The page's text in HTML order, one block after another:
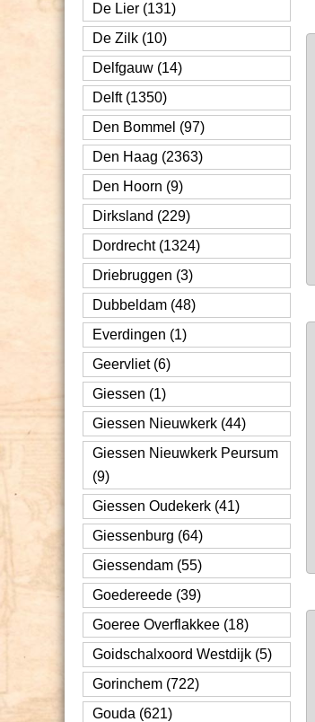
De Lier (131)
De Zilk (10)
Delfgauw (14)
Delft (1350)
Den Bommel (97)
Den Haag (2363)
Den Hoorn (9)
Dirksland (229)
Dordrecht (1324)
Driebruggen (3)
Dubbeldam (48)
Everdingen (1)
Geervliet (6)
Giessen (1)
Giessen Nieuwkerk (44)
Giessen Nieuwkerk Peursum
(9)
Giessen Oudekerk (41)
Giessenburg (64)
Giessendam (55)
Goedereede (39)
Goeree Overflakkee (18)
Goidschalxoord Westdijk (5)
Gorinchem (722)
Gouda (621)